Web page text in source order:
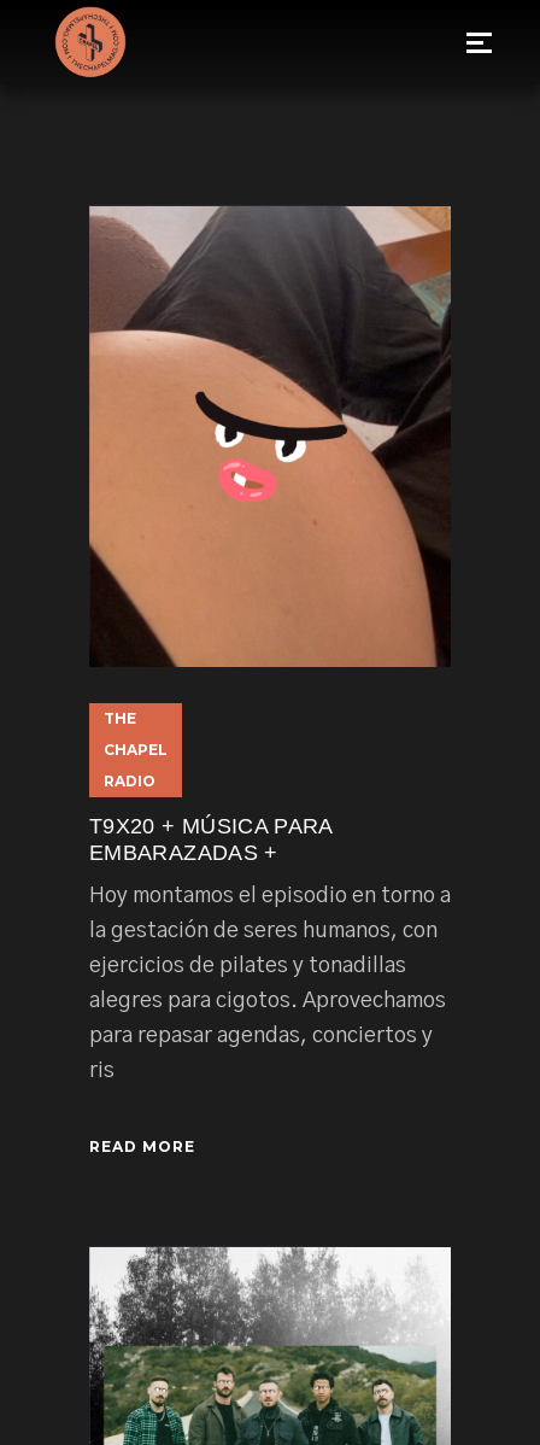
THE
CHAPEL
RADIO
T9X20 + MÚSICA PARA
EMBARAZADAS +
Hoy montamos el episodio en torno a
la gestación de seres humanos, con
ejercicios de pilates y tonadillas
alegres para cigotos. Aprovechamos
para repasar agendas, conciertos y
ris
READ MORE